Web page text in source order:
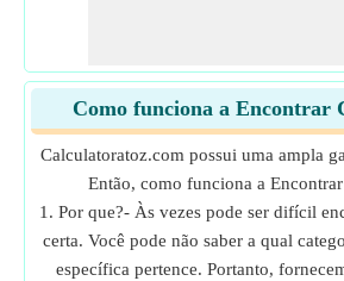
Como funciona a Encontrar
Calculatoratoz.com possui uma ampla
Então, como funciona a
1. Por que?- Às vezes pode ser difícil
certa. Você pode não saber a qual
específica pertence. Portanto,